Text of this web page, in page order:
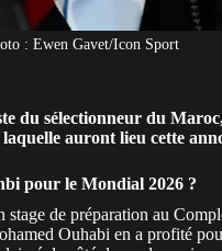
: Ewen Gavet/Icon Sport
du sélectionneur du
auront lieu cette
pour le Mondial 2026 ?
stage de préparation au
Ouhabi en a profité